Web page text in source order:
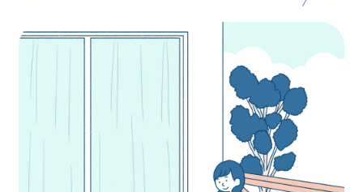
マイページ アカウント登録